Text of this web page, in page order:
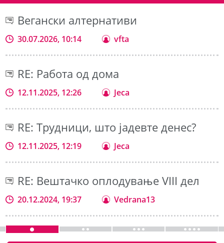
Вегански алтернативи
30.07.2026, 10:14 vfta
RE: Работа од дома
12.11.2025, 12:26 Jeca
RE: Трудници, што јадевте денес?
12.11.2025, 12:19 Jeca
RE: Вештачко оплодување VIII дел
20.12.2024, 19:37 Vedrana13